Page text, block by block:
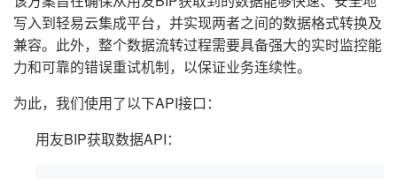
写入到轻易云集成平台，并实现两者之间的数据格式转换及
兼容。此外，整个数据流转过程需要具备强大的实时监控能
力和可靠的错误重试机制，以保证业务连续性。
为此，我们使用了以下API接口：
用友BIP获取数据API：